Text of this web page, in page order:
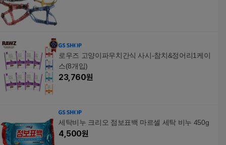
로우즈 고양이파우치간식 사시-참치&정어리1케이
스(8개입)
23,760원
세탁비누 크리오 점보표백 마르셀 세탁 비누 450g
4,500원